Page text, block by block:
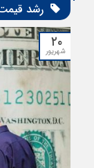
رشد قیمت
۲۰
شهریور